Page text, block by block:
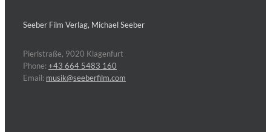
Seeber Film Verlag, Michael Seeber
Pierlstraße, 9020 Klagenfurt
Phone:+43 664 5483 160
Email: musik@seeberfilm.com